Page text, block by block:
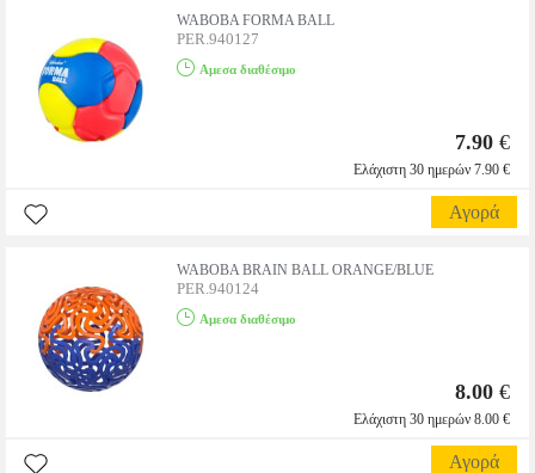
WABOBA FORMA BALL
PER.940127
Αμεσα διαθέσιμο
7.90 €
Ελάχιστη 30 ημερών 7.90 €
Αγορά
WABOBA BRAIN BALL ORANGE/BLUE
PER.940124
Αμεσα διαθέσιμο
8.00 €
Ελάχιστη 30 ημερών 8.00 €
Αγορά